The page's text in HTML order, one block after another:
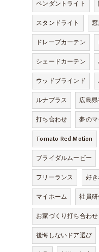
ペンダントライト
スタンドライト
ドレープカーテン
シェードカーテン
ウッドブラインド
ルナプラス
広島
打ち合わせ
夢の
Tomato Red Motion
ブライダルムービー
フリーランス
好
マイホーム
社員
お家づくり打ち合わせ
後悔しないドア選び